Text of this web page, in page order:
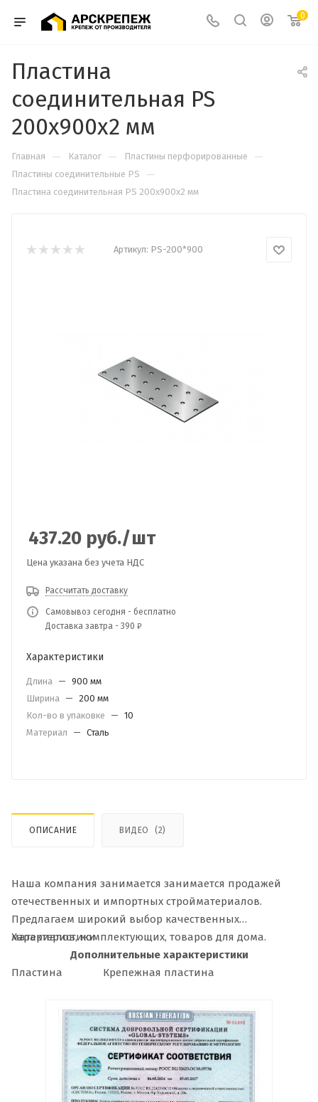
0
Пластина
соединительная PS
200х900х2 мм
Главная — Каталог — Пластины перфорированные —
Пластины соединительные PS —
Пластина соединительная PS 200х900х2 мм
Артикул: PS-200*900
437.20 руб./шт
Цена указана без учета НДС
Рассчитать доставку
Самовывоз сегодня - бесплатно
Доставка завтра - 390 ₽
Характеристики
Длина — 900 мм
Ширина — 200 мм
Кол-во в упаковке
— 10
Материал
— Сталь
ОПИСАНИЕ ВИДЕО (2)
Наша компания занимается занимается продажей
отечественных и импортных стройматериалов.
Предлагаем широкий выбор качественных
материалов, комплектующих, товаров для дома.
Характеристики
Дополнительные характеристики
Пластина
Крепежная пластина